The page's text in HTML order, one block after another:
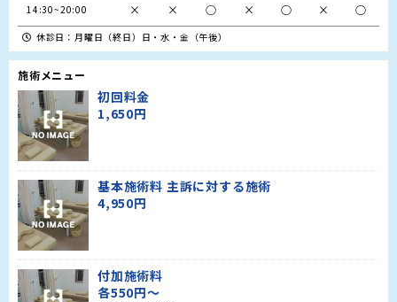
14:30~20:00 × × ○ × ○ × ○
休診日：月曜日（終日）日・水・金（午後）
施術メニュー
初回料金
1,650円
基本施術料 主訴に対する施術
4,950円
付加施術料
各550円〜